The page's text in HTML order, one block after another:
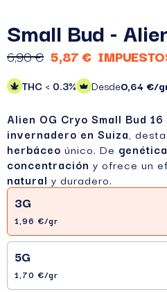
Small Bud -
6,90 € 5,87 €
THC < 0.3% Desde0,64 €/
Alien OG Cryo Small Bud 16
invernadero en Suiza,
herbáceo único. De
concentración y ofrece un
natural y duradero.
3G
1,96 €/gr
5G
1,70 €/gr